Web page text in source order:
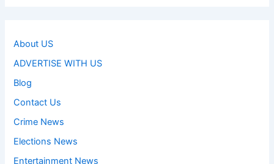
About US
ADVERTISE WITH US
Blog
Contact Us
Crime News
Elections News
Entertainment News